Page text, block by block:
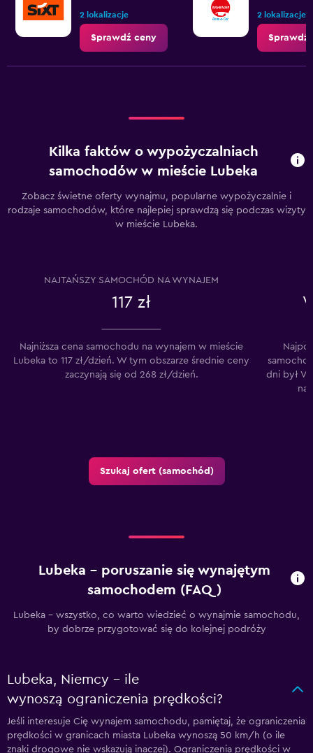
2 lokalizacje
Sprawdź ceny
2 lokalizacje
Sprawdź
Kilka faktów o wypożyczalniach
samochodów w mieście Lubeka
Zobacz świetne oferty wynajmu, popularne wypożyczalnie i
rodzaje samochodów, które najlepiej sprawdzą się podczas wizyty
w mieście Lubeka.
NAJTAŃSZY SAMOCHÓD NA WYNAJEM
117 zł
Najniższa cena samochodu na wynajem w mieście
Lubeka to 117 zł/dzień. W tym obszarze średnie ceny
zaczynają się od 268 zł/dzień.
dni był
na
Szukaj ofert (samochód)
Lubeka – poruszanie się wynajętym
samochodem (FAQ)
Lubeka - wszystko, co warto wiedzieć o wynajmie samochodu,
by dobrze przygotować się do kolejnej podróży
Lubeka, Niemcy – ile
wynoszą ograniczenia prędkości?
Jeśli interesuje Cię wynajem samochodu, pamiętaj, że ograniczenia
prędkości w granicach miasta Lubeka wynoszą 50 km/h (o ile
znaki drogowe nie wskazują inaczej). Ograniczenia prędkości w